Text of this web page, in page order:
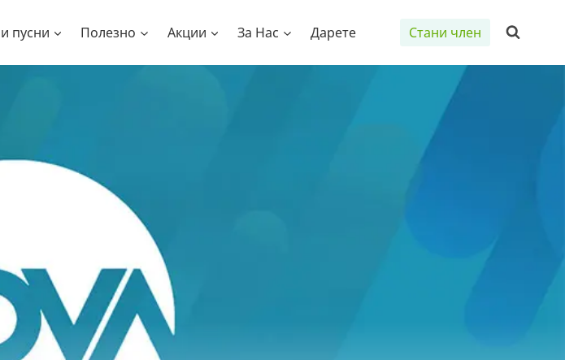
пусни Полезно Акции За Нас Дарете Стани член